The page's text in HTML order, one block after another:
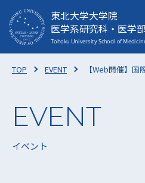
東北大学大学院
医学系研究科・医学
TOP EVENT 【Web開催】
イベント